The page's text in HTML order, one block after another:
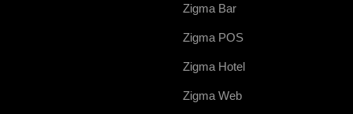
Zigma Bar
Zigma POS
Zigma Hotel
Zigma Web